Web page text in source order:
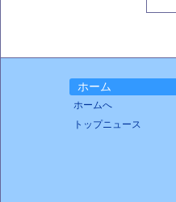
ホーム
ホームへ
トップニュース